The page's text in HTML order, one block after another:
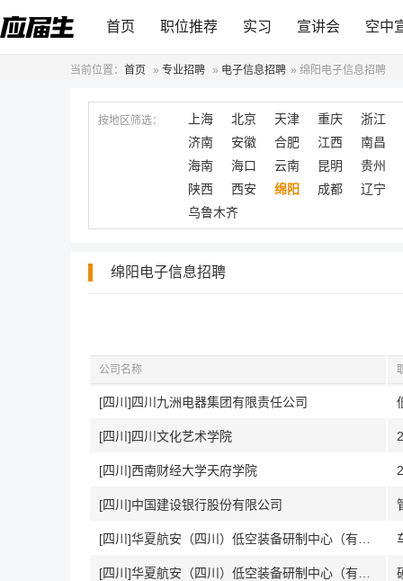
首页 职位推荐 实习 宣讲会 空中
当前位置： 首页 » 专业招聘 » 电子信息招聘 » 绵阳电子信息招聘
按地区筛选： 上海 北京 天津 重庆
浙江
济南
安徽 合肥 江西
南昌
海南
海口 云南 昆明
贵州
陕西
西安 绵阳 成都
辽宁
乌鲁木齐
绵阳电子信息招聘
公司名称
[四川]四川九洲电器集团有限责任公司
[四川]四川文化艺术学院
[四川]西南财经大学天府学院
[四川]中国建设银行股份有限公司